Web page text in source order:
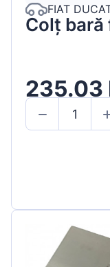
FIAT
Colț bară
235.03